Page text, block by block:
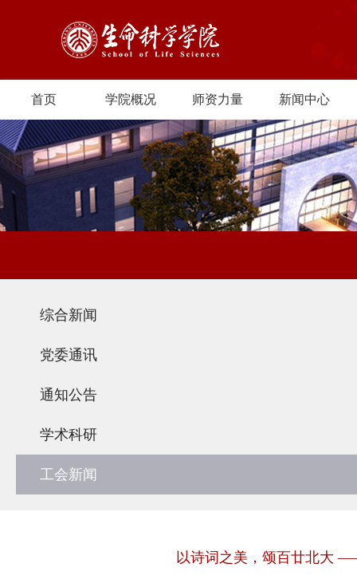
首页 学院概况 师资力量 新闻中心
综合新闻
党委通讯
通知公告
学术科研
工会新闻
以诗词之美，颂百廿北大